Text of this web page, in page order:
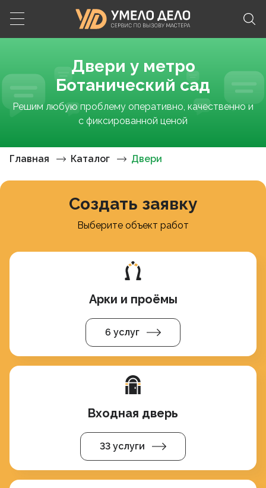
Двери у метро
Ботанический сад
Решим любую проблему оперативно, качественно и
с фиксированной ценой
Главная Каталог Двери
Создать заявку
Выберите объект работ
Арки и проёмы
6 услуг
Входная дверь
33 услуги